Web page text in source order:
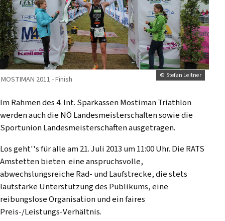
© Stefan Leitner
MOSTIMAN 2011 - Finish
Im Rahmen des 4. Int. Sparkassen Mostiman Triathlon
werden auch die NÖ Landesmeisterschaften sowie die
Sportunion Landesmeisterschaften ausgetragen.
Los geht''s für alle am 21. Juli 2013 um 11:00 Uhr. Die RATS
Amstetten bieten eine anspruchsvolle,
abwechslungsreiche Rad- und Laufstrecke, die stets
lautstarke Unterstützung des Publikums, eine
reibungslose Organisation und ein faires
Preis-/Leistungs-Verhältnis.